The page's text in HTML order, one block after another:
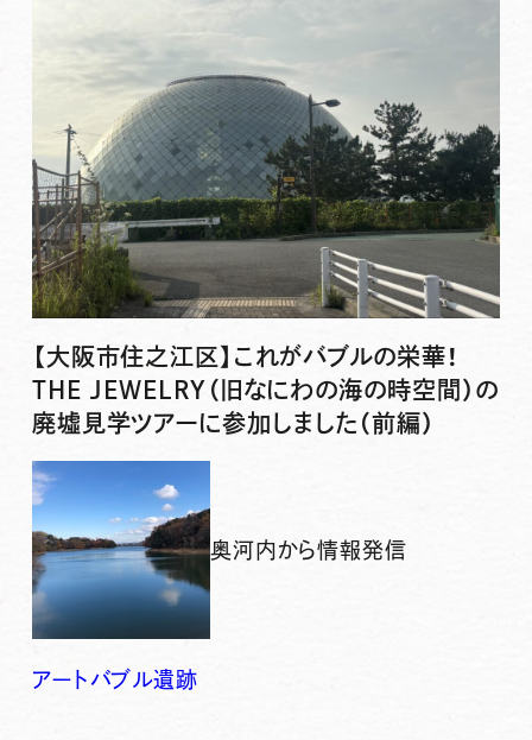
【大阪市住之江区】これがバブルの栄華！
THE JEWELRY（旧なにわの海の時空間）の
廃墟見学ツアーに参加しました（前編）
奥河内から情報発信
アートバブル遺跡